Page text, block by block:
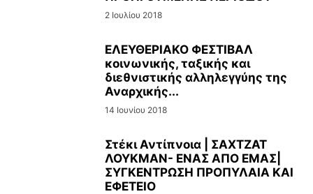
2 Ιουλίου 2018
ΕΛΕΥΘΕΡΙΑΚΟ ΦΕΣΤΙΒΑΛ
κοινωνικής, ταξικής και
διεθνιστικής αλληλεγγύης της
Αναρχικής...
14 Ιουνίου 2018
Στέκι Αντίπνοια | ΣΑΧΤΖΑΤ
ΛΟΥΚΜΑΝ- ΕΝΑΣ ΑΠΟ ΕΜΑΣ|
ΣΥΓΚΕΝΤΡΩΣΗ ΠΡΟΠΥΛΑΙΑ ΚΑΙ
ΕΦΕΤΕΙΟ